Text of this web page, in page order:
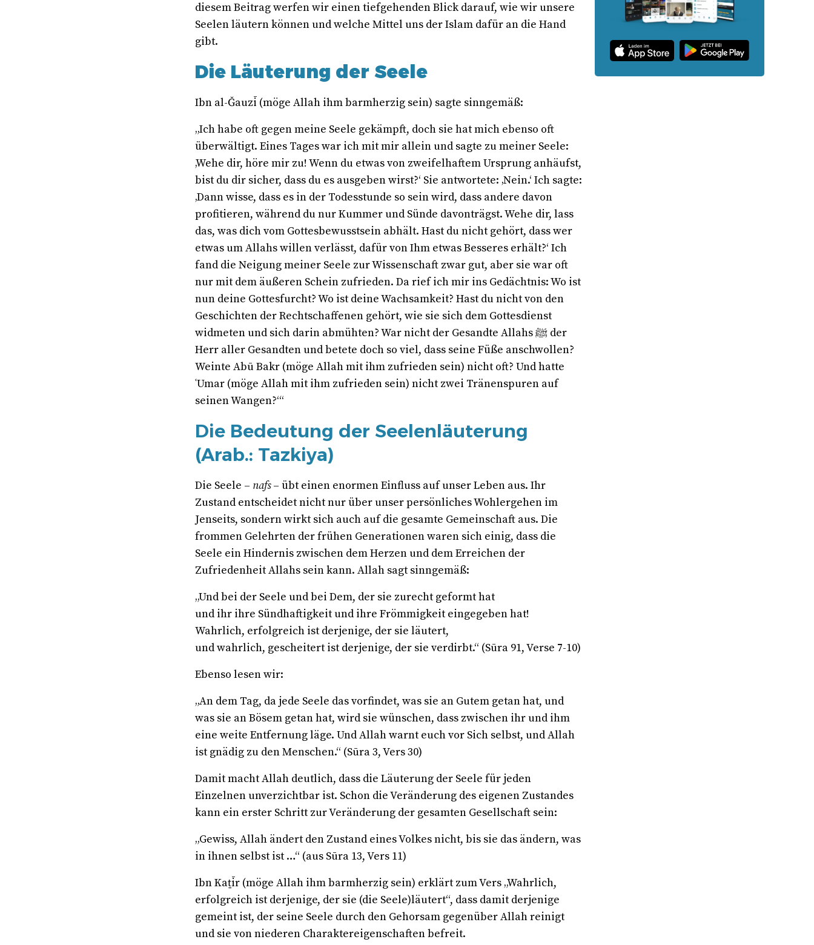
diesem Beitrag werfen wir einen tiefgehenden Blick darauf, wie wir unsere
Seelen läutern können und welche Mittel uns der Islam dafür an die Hand
gibt.
Die Läuterung der Seele
Ibn al-Ǧauzī (möge Allah ihm barmherzig sein) sagte sinngemäß:
„Ich habe oft gegen meine Seele gekämpft, doch sie hat mich ebenso oft
überwältigt. Eines Tages war ich mit mir allein und sagte zu meiner Seele:
‚Wehe dir, höre mir zu! Wenn du etwas von zweifelhaftem Ursprung anhäufst,
bist du dir sicher, dass du es ausgeben wirst?‘ Sie antwortete: ‚Nein.‘ Ich sagte:
‚Dann wisse, dass es in der Todesstunde so sein wird, dass andere davon
profitieren, während du nur Kummer und Sünde davonträgst. Wehe dir, lass
das, was dich vom Gottesbewusstsein abhält. Hast du nicht gehört, dass wer
etwas um Allahs willen verlässt, dafür von Ihm etwas Besseres erhält?‘ Ich
fand die Neigung meiner Seele zur Wissenschaft zwar gut, aber sie war oft
nur mit dem äußeren Schein zufrieden. Da rief ich mir ins Gedächtnis: Wo ist
nun deine Gottesfurcht? Wo ist deine Wachsamkeit? Hast du nicht von den
Geschichten der Rechtschaffenen gehört, wie sie sich dem Gottesdienst
widmeten und sich darin abmühten? War nicht der Gesandte Allahs ﷺ der
Herr aller Gesandten und betete doch so viel, dass seine Füße anschwollen?
Weinte Abū Bakr (möge Allah mit ihm zufrieden sein) nicht oft? Und hatte
ʿUmar (möge Allah mit ihm zufrieden sein) nicht zwei Tränenspuren auf
seinen Wangen?‘“
Die Bedeutung der Seelenläuterung
(Arab.: Tazkiya)
Die Seele – nafs– übt einen enormen Einfluss auf unser Leben aus. Ihr
Zustand entscheidet nicht nur über unser persönliches Wohlergehen im
Jenseits, sondern wirkt sich auch auf die gesamte Gemeinschaft aus. Die
frommen Gelehrten der frühen Generationen waren sich einig, dass die
Seele ein Hindernis zwischen dem Herzen und dem Erreichen der
Zufriedenheit Allahs sein kann. Allah sagt sinngemäß:
„Und bei der Seele und bei Dem, der sie zurecht geformt hat
und ihr ihre Sündhaftigkeit und ihre Frömmigkeit eingegeben hat!
Wahrlich, erfolgreich ist derjenige, der sie läutert,
und wahrlich, gescheitert ist derjenige, der sie verdirbt.“ (Sūra 91, Verse 7-10)
Ebenso lesen wir:
„An dem Tag, da jede Seele das vorfindet, was sie an Gutem getan hat, und
was sie an Bösem getan hat, wird sie wünschen, dass zwischen ihr und ihm
eine weite Entfernung läge. Und Allah warnt euch vor Sich selbst, und Allah
ist gnädig zu den Menschen.“ (Sūra 3, Vers 30)
Damit macht Allah deutlich, dass die Läuterung der Seele für jeden
Einzelnen unverzichtbar ist. Schon die Veränderung des eigenen Zustandes
kann ein erster Schritt zur Veränderung der gesamten Gesellschaft sein:
„Gewiss, Allah ändert den Zustand eines Volkes nicht, bis sie das ändern, was
in ihnen selbst ist …“ (aus Sūra 13, Vers 11)
Ibn Kaṯīr (möge Allah ihm barmherzig sein) erklärt zum Vers „Wahrlich,
erfolgreich ist derjenige, der sie (die Seele)läutert“, dass damit derjenige
gemeint ist, der seine Seele durch den Gehorsam gegenüber Allah reinigt
und sie von niederen Charaktereigenschaften befreit.